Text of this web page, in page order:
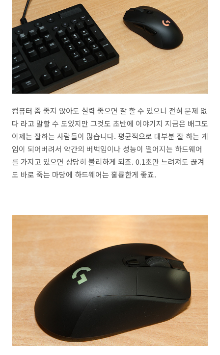
컴퓨터 좀 좋지 않아도 실력 좋으면 잘 할 수 있으니 전혀 문제 없
다 라고 말할 수 도있지만 그것도 초반에 이야기지 지금은 배그도
이제는 잘하는 사람들이 많습니다. 평균적으로 대부분 잘 하는 게
임이 되어버려서 약간의 버벅임이나 성능이 떨어지는 하드웨어
를 가지고 있으면 상당히 불리하게 되죠. 0.1초만 느려져도 끊겨
도 바로 죽는 마당에 하드웨어는 훌륭한게 좋죠.